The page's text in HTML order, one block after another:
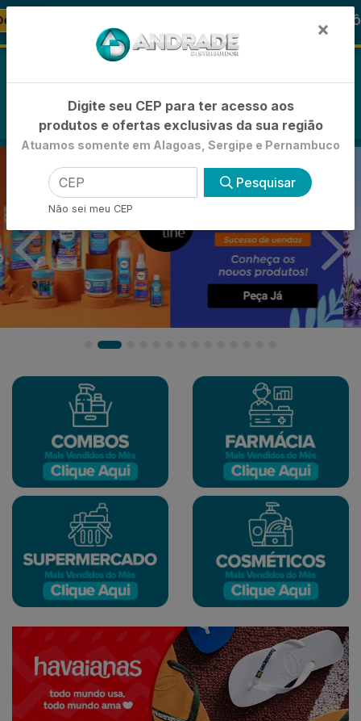
-
×
Digite seu CEP para ter acesso aos
produtos e ofertas exclusivas da sua região
Atuamos somente em Alagoas, Sergipe e Pernambuco
Pesquisar
Não sei meu CEP